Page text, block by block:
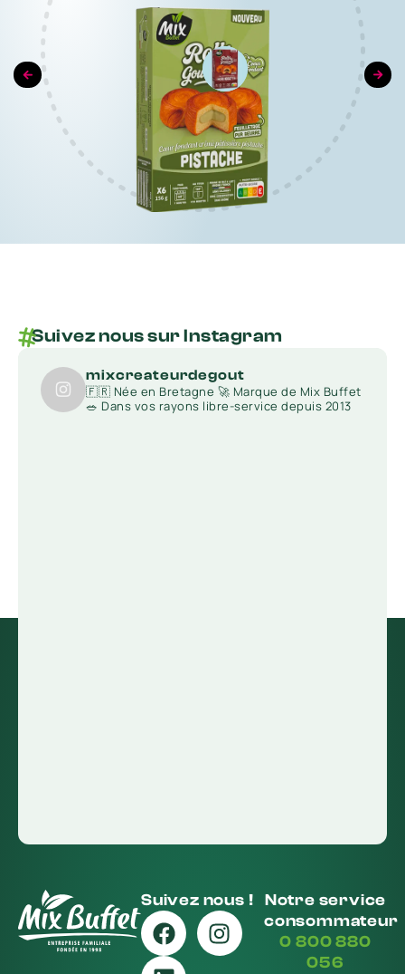
Suivez nous sur Instagram
mixcreateurdegout
🇫🇷 Née en Bretagne 🚀 Marque de Mix Buffet
🥗 Dans vos rayons libre-service depuis 2013
Suivez nous !
Notre service
consommateur
0 800 880
056